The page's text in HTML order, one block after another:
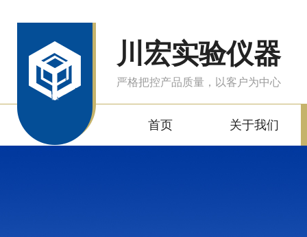
川宏实验仪器
严格把控产品质量，以客户为中心
首页 关于我们